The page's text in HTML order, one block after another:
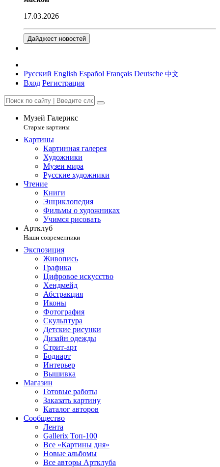
17.03.2026
Дайджест новостей
Русский English Español Français Deutsche 中文
Вход Регистрация
Музей Галерикс
Старые картины
Картины
Картинная галерея
Художники
Музеи мира
Русские художники
Чтение
Книги
Энциклопедия
Фильмы о художниках
Учимся рисовать
Артклуб
Наши современники
Экспозиция
Живопись
Графика
Цифровое искусство
Хендмейд
Абстракция
Иконы
Фотография
Скульптура
Детские рисунки
Дизайн одежды
Стрит-арт
Бодиарт
Интерьер
Вышивка
Магазин
Готовые работы
Заказать картину
Каталог авторов
Сообщество
Лента
Gallerix Топ-100
Все «Картины дня»
Новые альбомы
Все авторы Артклуба